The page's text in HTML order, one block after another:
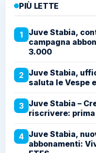
PIÙ LETTE
1
Juve Stabia,
campagna
3.000
2 Juve Stabia,
saluta le Vespe
3 Juve Stabia –
riscrivere: prima
4 Juve Stabia,
abbonamenti: